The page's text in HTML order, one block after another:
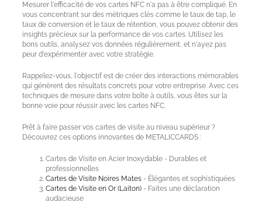
Mesurer l'efficacité de vos cartes NFC n'a pas à être compliqué. En
vous concentrant sur des métriques clés comme le taux de tap, le
taux de conversion et le taux de rétention, vous pouvez obtenir des
insights précieux sur la performance de vos cartes. Utilisez les
bons outils, analysez vos données régulièrement, et n'ayez pas
peur d'expérimenter avec votre stratégie.
Rappelez-vous, l'objectif est de créer des interactions mémorables
qui génèrent des résultats concrets pour votre entreprise. Avec ces
techniques de mesure dans votre boîte à outils, vous êtes sur la
bonne voie pour réussir avec les cartes NFC.
Prêt à faire passer vos cartes de visite au niveau supérieur ?
Découvrez ces options innovantes de METALICCARDS :
Cartes de Visite en Acier Inoxydable - Durables et
professionnelles
Cartes de Visite Noires Mates- Élégantes et sophistiquées
Cartes de Visite en Or (Laiton)- Faites une déclaration
audacieuse